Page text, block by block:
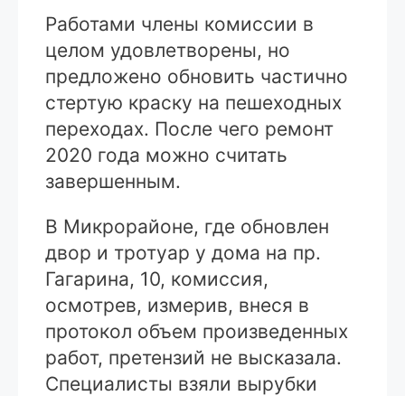
Работами члены комиссии в
целом удовлетворены, но
предложено обновить частично
стертую краску на пешеходных
переходах. После чего ремонт
2020 года можно считать
завершенным.
В Микрорайоне, где обновлен
двор и тротуар у дома на пр.
Гагарина, 10, комиссия,
осмотрев, измерив, внеся в
протокол объем произведенных
работ, претензий не высказала.
Специалисты взяли вырубки